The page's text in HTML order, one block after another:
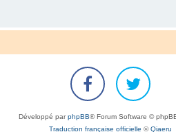
Développé parphpBB® Forum Software ©
Traduction française officielle ©Qiaeru